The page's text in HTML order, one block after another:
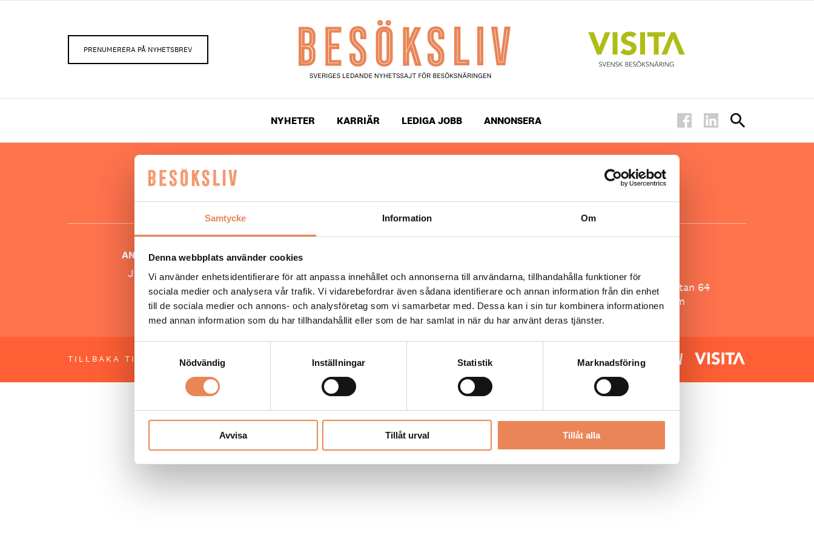
Samtycke Information Om
Denna webbplats använder cookies
Vi använder enhetsidentifierare för att anpassa innehållet och annonserna till användarna, tillhandahålla funktioner för
sociala medier och analysera vår trafik. Vi vidarebefordrar även sådana identifierare och annan information från din enhet
till de sociala medier och annons- och analysföretag som vi samarbetar med. Dessa kan i sin tur kombinera informationen
med annan information som du har tillhandahållit eller som de har samlat in när du har använt deras tjänster.
Nödvändig
Inställningar Statistik Marknadsföring
Avvisa Tillåt urval Tillåt alla
PRENUMERERA PÅ NYHETSBREV
NYHETER KARRIÄR LEDIGA JOBB ANNONSERA
Hos oss läser du landets mest uppdaterade nyheter och snackisar inom
besöksnäringen. Besöksliv i sin tryckta form är ett affärsmagasin för ägare
ANSVARIG UTGIVARE
Jonas Siljhammar
Allt material på besoksliv.se är skyddat
enligt lagen om upphovsrätt.
Besöksliv
Spoon, Brännkyrkagatan 64
118 23 Stockholm
TILLBAKA TILL TOPPEN OM BESÖKSLIV PRENUMERERA ANNONSERA